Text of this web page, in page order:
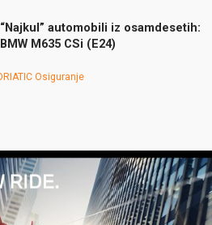
“Najkul” automobili iz osamdesetih:
BMW M635 CSi (E24)